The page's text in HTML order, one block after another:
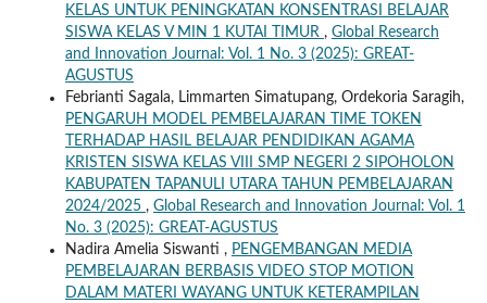
KELAS UNTUK PENINGKATAN KONSENTRASI BELAJAR
SISWA KELAS V MIN 1 KUTAI TIMUR , Global Research
and Innovation Journal: Vol. 1 No. 3 (2025): GREAT-
AGUSTUS
Febrianti Sagala, Limmarten Simatupang, Ordekoria Saragih,
PENGARUH MODEL PEMBELAJARAN TIME TOKEN
TERHADAP HASIL BELAJAR PENDIDIKAN AGAMA
KRISTEN SISWA KELAS VIII SMP NEGERI 2 SIPOHOLON
KABUPATEN TAPANULI UTARA TAHUN PEMBELAJARAN
2024/2025 , Global Research and Innovation Journal: Vol. 1
No. 3 (2025): GREAT-AGUSTUS
Nadira Amelia Siswanti , PENGEMBANGAN MEDIA
PEMBELAJARAN BERBASIS VIDEO STOP MOTION
DALAM MATERI WAYANG UNTUK KETERAMPILAN